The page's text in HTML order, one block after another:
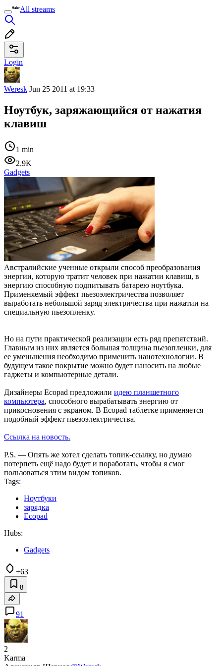
All streams
Login
Weresk Jun 25 2011 at 19:33
Ноутбук, заряжающийся от нажатия
клавиш
1 min
2.9K
Gadgets
Австралийские ученные открыли способ преобразования
энергии, которую тратит человек при нажатии клавиш, в
энергию способную подпитывать батарею ноутбука.
Применяемый эффект пьезоэлектричества позволяет
выработать небольшой заряд электричества при нажатии на
специальную пьезопленку.
Но на пути практической реализации есть ряд препятствий.
Главным из них является большая толщина пьезопленки, для
ее уменьшения необходимо применить нанотехнологии. В
будущем такое покрытие можно будет наносить на любые
гаджеты и компьютерные детали.
Дизайнеры Ecopad предложили идею планшетного
компьютера, способного вырабатывать энергию от
прикосновения с экраном. В Ecopad таблетке применяется
подобный эффект пьезоэлектричества.
Ссылка на новость.
P.S. — Опять же хотел сделать топик-ссылку, но думаю
потерпеть ещё надо будет и поработать, чтобы я смог
пользоваться этим видом топиков.
Tags:
Ноутбуки
зарядка
Ecopad
Hubs:
Gadgets
+63
8
91
2
Karma